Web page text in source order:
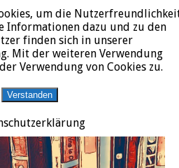
IMPRESSUM ÜBER JURALIT
juristischer Literatur
um die
Informationen dazu und zu den
finden sich in unserer
Mit der weiteren Verwendung
Verwendung von Cookies zu.
Verstanden